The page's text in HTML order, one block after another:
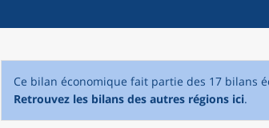
Ce bilan économique fait partie des 17 bilans
Retrouvez les bilans des autres régions ici.